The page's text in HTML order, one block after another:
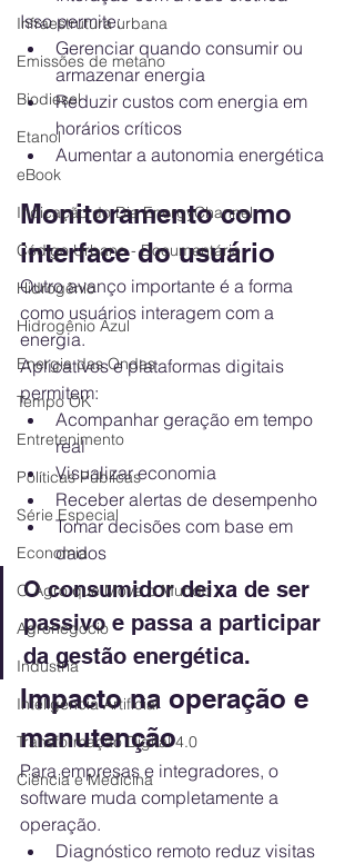
Infraestrutura urbana
Emissões de metano
Biodiesel
Etanol
eBook
Indicação do Dia EnergyChannel
Código Urbano - Documentário
Hidrogênio
Hidrogênio Azul
Energia das Ondas
Tempo OK
Entretenimento
Políticas Públicas
Série Especial
Economia
O Agro que Move o Mundo
Agronegócio
Indústria
Inteligência Artificial
Transformação Digital 4.0
Ciência e Medicina
Isso permite:
Gerenciar quando consumir ou
armazenar energia
Reduzir custos com energia em
horários críticos
Aumentar a autonomia energética
Monitoramento como
interface do usuário
Outro avanço importante é a forma
como usuários interagem com a
energia.
Aplicativos e plataformas digitais
permitem:
Acompanhar geração em tempo
real
Visualizar economia
Receber alertas de desempenho
Tomar decisões com base em
dados
O consumidor deixa de ser
passivo e passa a participar
da gestão energética.
Impacto na operação e
manutenção
Para empresas e integradores, o
software muda completamente a
operação.
Diagnóstico remoto reduz visitas